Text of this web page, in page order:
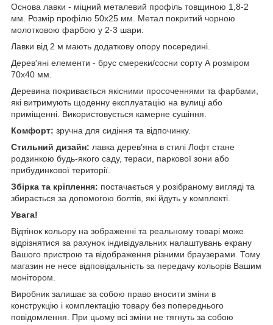
Основа лавки - міцний металевий профіль товщиною 1,8-2
мм. Розмір профілю 50х25 мм. Метал покритий чорною
молотковою фарбою у 2-3 шари.
Лавки від 2 м мають додаткову опору посередині.
Дерев'яні елементи - брус смереки/сосни сорту А розміром
70х40 мм.
Деревина покривається якісними просоченнями та фарбами,
які витримують щоденну експлуатацію на вулиці або
приміщенні. Використовується камерне сушіння.
Комфорт: зручна для сидіння та відпочинку.
Стильний дизайн: лавка дерев’яна в стилі Лофт стане
родзинкою будь-якого саду, тераси, паркової зони або
прибудинкової території.
Збірка та кріплення: постачається у розібраному вигляді та
збирається за допомогою болтів, які йдуть у комплекті.
Увага!
Відтінок кольору на зображенні та реальному товарі може
відрізнятися за рахунок індивідуальних налаштувань екрану
Вашого пристрою та відображення різними браузерами. Тому
магазин не несе відповідальність за передачу кольорів Вашим
монітором.
Виробник залишає за собою право вносити зміни в
конструкцію і комплектацію товару без попереднього
повідомлення. При цьому всі зміни не тягнуть за собою